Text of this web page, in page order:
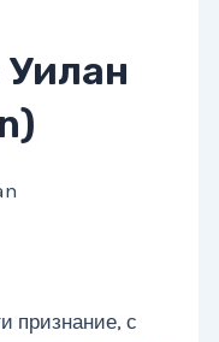
признание, с